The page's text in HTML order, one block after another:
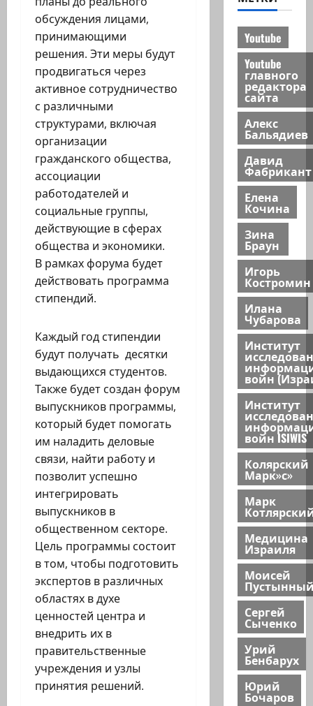
обсуждения лицами,
принимающими
решения. Эти меры будут
продвигаться через
активное сотрудничество
с различными
структурами, включая
организации
гражданского общества,
ассоциации
работодателей и
социальные группы,
действующие в сферах
общества и экономики.
В рамках форума будет
действовать программа
стипендий.
Каждый год стипендии
будут получать десятки
выдающихся студентов.
Также будет создан форум
выпускников программы,
который будет помогать
им наладить деловые
связи, найти работу и
позволит успешно
интегрировать
выпускников в
общественном секторе.
Цель программы состоит
в том, чтобы подготовить
экспертов в различных
областях в духе
ценностей центра и
внедрить их в
правительственные
учреждения и узлы
принятия решений.
Youtube
Youtube
главного
редактора
сайта
Алекс
Бальядиев
Давид
Фабрикант
Елена
Кочина
Зина
Браун
Игорь
Костромин
Илана
Чубарова
Институт
войн
Институт
войн ISIWIS
Колярский
Марк»с»
Марк
Медицина
Израиля
Моисей
Сергей
Сыченко
Урий
Бенбарух
Юрий
Бочаров